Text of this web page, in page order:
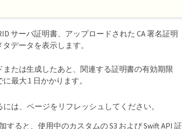
サーバ証明書、アップロードされた CA 署名証明
データを表示します。
たは生成したあと、関連する証明書の有効期限
最大 1 日かかります。
は、ページをリフレッシュしてください。
すると、使用中のカスタムの S3 および Swift API 証